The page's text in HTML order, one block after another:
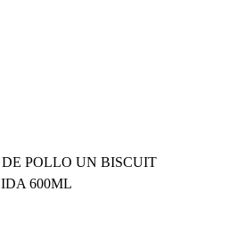
POLLO UN BISCUIT
600ML